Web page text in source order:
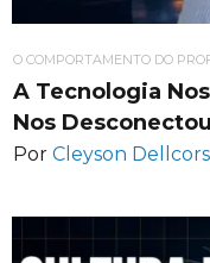
O COMPORTAMENTO DO
A Tecnologia
Nos
Por Cleyson